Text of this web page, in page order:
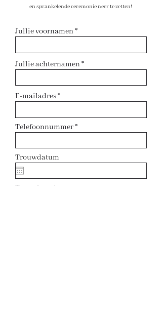
en sprankelende ceremonie neer te zetten!
Jullie voornamen
Jullie achternamen
E-mailadres
Telefoonnummer
Trouwdatum
Trouwlocatie